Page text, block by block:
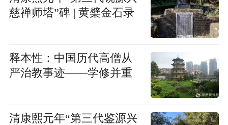
慈禅师塔”碑 | 黄檗金石录
释本性：中国历代高僧从
严治教事迹——学修并重
清康熙元年“第三代鉴源兴